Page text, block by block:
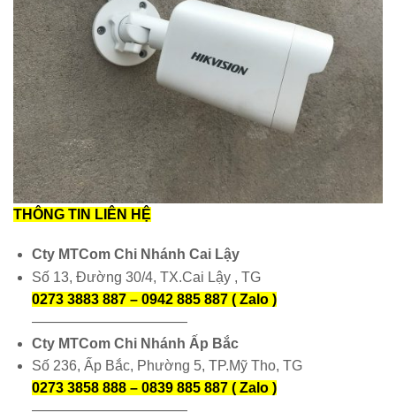
THÔNG TIN LIÊN HỆ
Cty MTCom Chi Nhánh Cai Lậy
Số 13, Đường 30/4, TX.Cai Lậy , TG
0273 3883 887 – 0942 885 887 ( Zalo )
———————————
Cty MTCom Chi Nhánh Ấp Bắc
Số 236, Ấp Bắc, Phường 5, TP.Mỹ Tho, TG
0273 3858 888 – 0839 885 887 ( Zalo )
———————————